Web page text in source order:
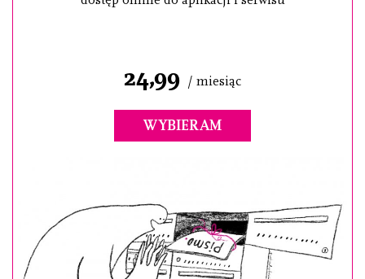
24,99 / miesiąc
WYBIERAM